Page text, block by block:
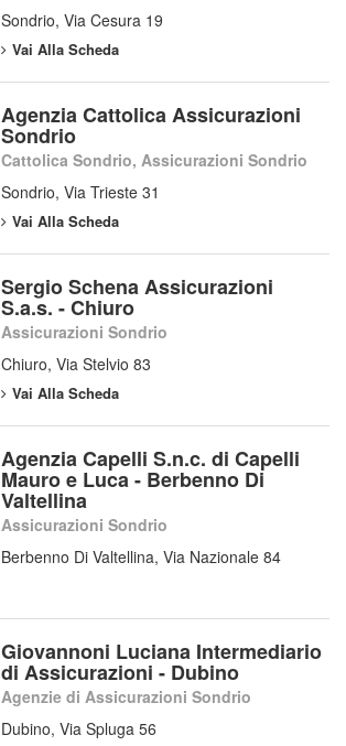
Sondrio, Via Cesura 19
Vai Alla Scheda
Agenzia Cattolica Assicurazioni
Sondrio
Cattolica Sondrio, Assicurazioni Sondrio
Sondrio, Via Trieste 31
Vai Alla Scheda
Sergio Schena Assicurazioni
S.a.s. - Chiuro
Assicurazioni Sondrio
Chiuro, Via Stelvio 83
Vai Alla Scheda
Agenzia Capelli S.n.c. di Capelli
Mauro e Luca - Berbenno Di
Valtellina
Assicurazioni Sondrio
Berbenno Di Valtellina, Via Nazionale 84
Giovannoni Luciana Intermediario
di Assicurazioni - Dubino
Agenzie di Assicurazioni Sondrio
Dubino, Via Spluga 56